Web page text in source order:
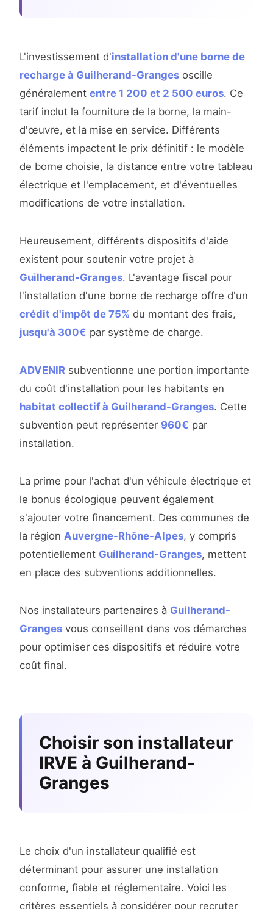
L'investissement d'installation d'une borne de
recharge à Guilherand-Granges oscille
généralement entre 1 200 et 2 500 euros. Ce
tarif inclut la fourniture de la borne, la main-
d'œuvre, et la mise en service. Différents
éléments impactent le prix définitif : le modèle
de borne choisie, la distance entre votre tableau
électrique et l'emplacement, et d'éventuelles
modifications de votre installation.
Heureusement, différents dispositifs d'aide
existent pour soutenir votre projet à
Guilherand-Granges. L'avantage fiscal pour
l'installation d'une borne de recharge offre d'un
crédit d'impôt de 75% du montant des frais,
jusqu'à 300€ par système de charge.
ADVENIR subventionne une portion importante
du coût d'installation pour les habitants en
habitat collectif à Guilherand-Granges. Cette
subvention peut représenter 960€ par
installation.
La prime pour l'achat d'un véhicule électrique et
le bonus écologique peuvent également
s'ajouter votre financement. Des communes de
la région Auvergne-Rhône-Alpes, y compris
potentiellement Guilherand-Granges, mettent
en place des subventions additionnelles.
Nos installateurs partenaires à Guilherand-
Granges vous conseillent dans vos démarches
pour optimiser ces dispositifs et réduire votre
coût final.
Choisir son installateur
IRVE à Guilherand-
Granges
Le choix d'un installateur qualifié est
déterminant pour assurer une installation
conforme, fiable et réglementaire. Voici les
critères essentiels à considérer pour recruter